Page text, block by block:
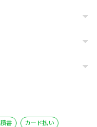
書
カード払い